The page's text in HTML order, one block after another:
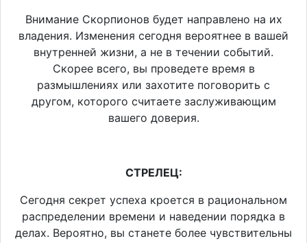
Внимание Скорпионов будет направлено на их
владения. Изменения сегодня вероятнее в вашей
внутренней жизни, а не в течении событий.
Скорее всего, вы проведете время в
размышлениях или захотите поговорить с
другом, которого считаете заслуживающим
вашего доверия.
СТРЕЛЕЦ:
Сегодня секрет успеха кроется в рациональном
распределении времени и наведении порядка в
делах. Вероятно, вы станете более чувствительны